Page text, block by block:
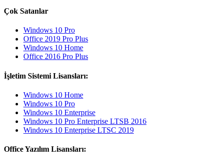
Çok Satanlar
Windows 10 Pro
Office 2019 Pro Plus
Windows 10 Home
Office 2016 Pro Plus
İşletim Sistemi Lisansları:
Windows 10 Home
Windows 10 Pro
Windows 10 Enterprise
Windows 10 Pro Enterprise LTSB 2016
Windows 10 Enterprise LTSC 2019
Office Yazılım Lisansları: